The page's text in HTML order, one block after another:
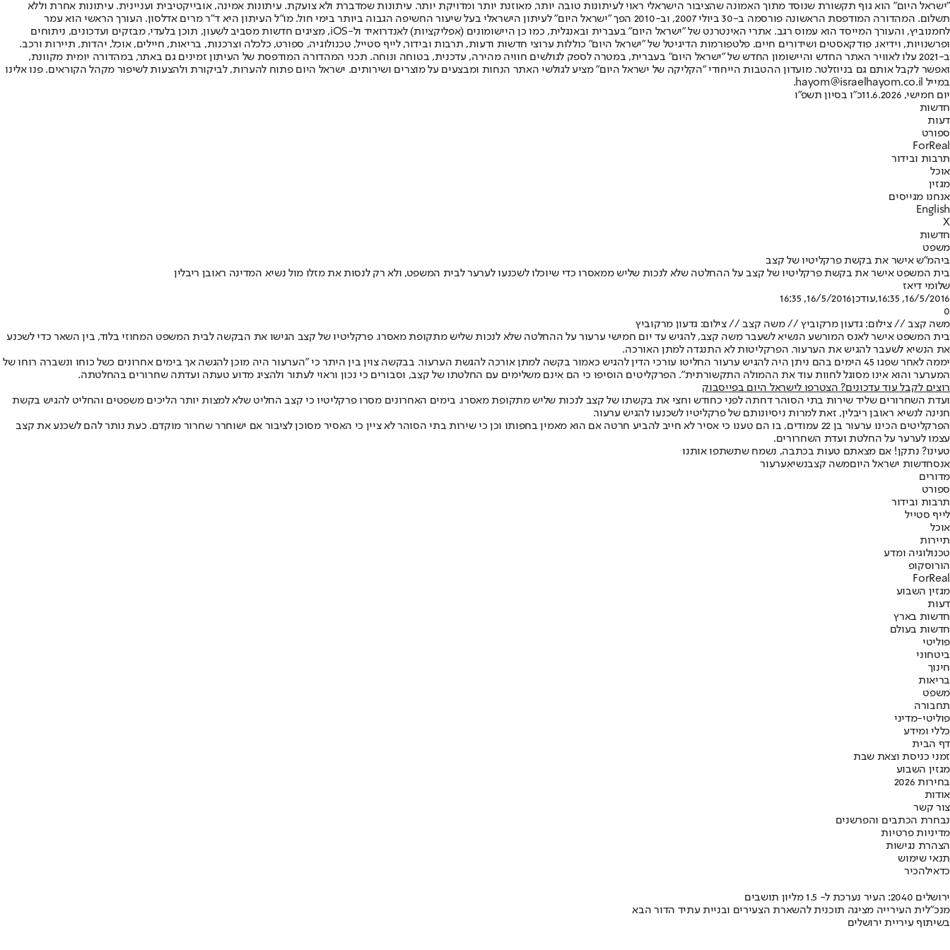
"ישראל היום" הוא גוף תקשורת שנוסד מתוך האמונה שהציבור הישראלי ראוי לעיתונות טובה יותר, מאוזנת יותר ומדויקת יותר. עיתונות שמדברת ולא צועקת. עיתונות אמינה, אובייקטיבית ועניינית. עיתונות אחרת וללא
תשלום. המהדורה המודפסת הראשונה פורסמה ב-30 ביולי 2007, וב-2010 הפך "ישראל היום" לעיתון הישראלי בעל שיעור החשיפה הגבוה ביותר בימי חול. מו"ל העיתון היא ד"ר מרים אדלסון. העורך הראשי הוא עמר
לחמנוביץ, והעורך המייסד הוא עמוס רגב. אתרי האינטרנט של "ישראל היום" בעברית ובאנגלית, כמו כן היישומונים (אפליקציות) לאנדרואיד ול-iOS, מציגים חדשות מסביב לשעון, תוכן בלעדי, מבזקים ועדכונים, ניתוחים
ופרשנויות, וידיאו, פודקאסטים ושידורים חיים. פלטפורמות הדיגיטל של "ישראל היום" כוללות ערוצי חדשות ודעות, תרבות ובידור, לייף סטייל, טכנולוגיה, ספורט, כלכלה וצרכנות, בריאות, חיילים, אוכל, יהדות, תיירות ורכב.
ב-2021 עלו לאוויר האתר החדש והיישומון החדש של "ישראל היום" בעברית, במטרה לספק לגולשים חוויה מהירה, עדכנית, בטוחה ונוחה. תכני המהדורה המודפסת של העיתון זמינים גם באתר, במהדורה יומית מקוונת,
ואפשר לקבל אותם גם בניוזלטר. מועדון ההטבות הייחודי "הקליקה של ישראל היום" מציע לגולשי האתר הנחות ומבצעים על מוצרים ושירותים. ישראל היום פתוח להערות, לביקורת ולהצעות לשיפור מקהל הקוראים. פנו אלינו
במייל hayom@israelhayom.co.il.
יום חמישי, 11.6.2026
כ"ו בסיון תשפ"ו
חדשות
דעות
ספורט
ForReal
תרבות ובידור
אוכל
מגזין
אנחנו מגייסים
English
X
חדשות
משפט
ביהמ"ש אישר את בקשת פרקליטיו של קצב
בית המשפט אישר את בקשת פרקליטיו של קצב על ההחלטה שלא לנכות שליש ממאסרו כדי שיוכלו לשכנעו לערער לבית המשפט, ולא רק לנסות את מזלו מול נשיא המדינה ראובן ריבלין
שלומי דיאז
16/5/2016, 16:35
,עודכן16/5/2016, 16:35
0
משה קצב // צילום: גדעון מרקוביץ // משה קצב // צילום: גדעון מרקוביץ
בית המשפט אישר לאנס המורשע הנשיא לשעבר משה קצב, להגיש עד יום חמישי ערעור על ההחלטה שלא לנכות שליש מתקופת מאסרו. פרקליטיו של קצב הגישו את הבקשה לבית המשפט המחוזי בלוד, בין השאר כדי לשכנע
את הנשיא לשעבר להגיש את הערעור. הפרקליטות לא התנגדה למתן האורכה.
יממה לאחר שפגו 45 הימים בהם ניתן היה להגיש ערעור החליטו עורכי הדין להגיש כאמור בקשה למתן אורכה להגשת הערעור. בבקשה צוין בין היתר כי "הערעור היה מוכן להגשה אך בימים אחרונים כשל כוחו ונשברה רוחו של
המערער והוא אינו מסוגל לחוות עוד את ההמולה התקשורתית". הפרקליטים הוסיפו כי הם אינם משלימים עם החלטתו של קצב, וסבורים כי נכון וראוי לעתור ולהציג מדוע טעתה ועדתה שחרורים בהחלטתה.
רוצים לקבל עוד עדכונים? הצטרפו לישראל היום בפייסבוק
ועדת השחרורים שליד שירות בתי הסוהר דחתה לפני כחודש וחצי את בקשתו של קצב לנכות שליש מתקופת מאסרו. בימים האחרונים מסרו פרקליטיו כי קצב החליט שלא למצות יותר הליכים משפטים והחליט להגיש בקשת
חנינה לנשיא ראובן ריבלין, זאת למרות ניסיונותם של פרקליטיו לשכנעו להגיש ערעור.
הפרקליטים הכינו ערעור בן 22 עמודים, בו הם טענו כי אסיר לא חייב להביע חרטה אם הוא מאמין בחפותו וכן כי שירות בתי הסוהר לא ציין כי האסיר מסוכן לציבור אם ישוחרר שחרור מוקדם. כעת נותר להם לשכנע את קצב
עצמו לערער על החלטת ועדת השחרורים.
טעינו? נתקן! אם מצאתם טעות בכתבה, נשמח שתשתפו אותנו
אנסחדשות ישראל היוםמשה קצבנשיאערעור
מדורים
ספורט
תרבות ובידור
לייף סטייל
אוכל
תיירות
טכנולוגיה ומדע
הורוסקופ
ForReal
מגזין השבוע
דעות
חדשות בארץ
חדשות בעולם
פוליטי
ביטחוני
חינוך
בריאות
משפט
תחבורה
פוליטי-מדיני
כללי ומידע
דף הבית
זמני כניסת וצאת שבת
מגזין השבוע
בחירות 2026
אודות
צור קשר
נבחרת הכתבים והפרשנים
מדיניות פרטיות
הצהרת נגישות
תנאי שימוש
כדאילהכיר
ירושלים 2040: העיר נערכת ל- 1.5 מליון תושבים
מנכ"לית העירייה מציגה תוכנית להשארת הצעירים ובניית עתיד הדור הבא
בשיתוף עיריית ירושלים